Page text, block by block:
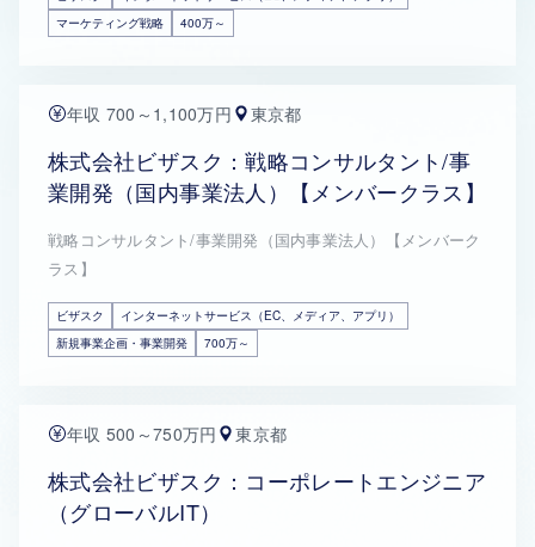
マーケティング戦略
400万～
年収 700～1,100万円 東京都
株式会社ビザスク：戦略コンサルタント/事
業開発（国内事業法人）【メンバークラス】
戦略コンサルタント/事業開発（国内事業法人）【メンバーク
ラス】
ビザスク
インターネットサービス（EC、メディア、アプリ）
新規事業企画・事業開発
700万～
年収 500～750万円 東京都
株式会社ビザスク：コーポレートエンジニア
（グローバルIT）